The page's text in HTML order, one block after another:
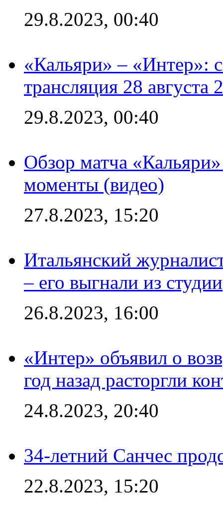
29.8.2023, 00:40
«Кальяри» – «Интер»:
трансляция 28 августа
29.8.2023, 00:40
Обзор матча
моменты (видео)
27.8.2023, 15:20
Итальянский
– его выгнали из студии
26.8.2023, 16:00
«Интер» объявил о
год назад расторгли
24.8.2023, 20:40
34-летний Санчес
22.8.2023, 15:20